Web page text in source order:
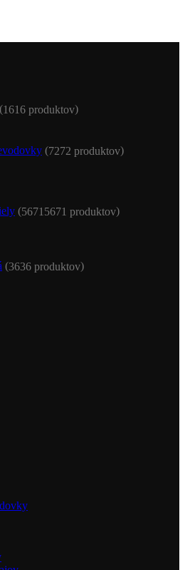
1616 produktov
7272 produktov
5671 5671 produktov
3636 produktov